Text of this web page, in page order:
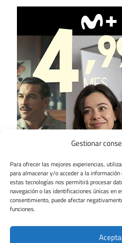
Gestionar
Para ofrecer las mejores experiencias,
para almacenar y/o acceder a la
estas tecnologías nos permitirá procesar
navegación o las identificaciones únicas en
consentimiento, puede afectar
funciones.